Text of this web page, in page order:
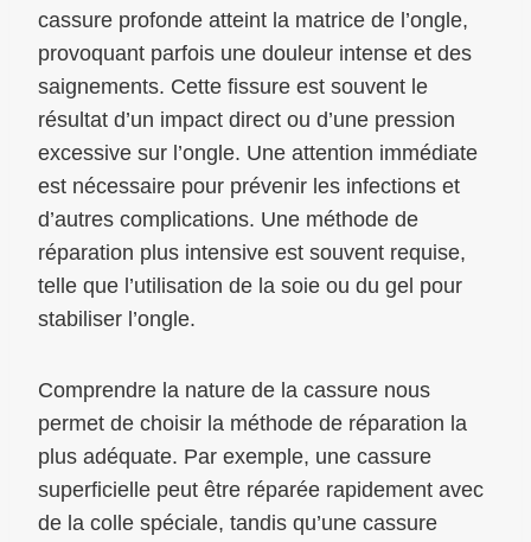
cassure profonde atteint la matrice de l’ongle,
provoquant parfois une douleur intense et des
saignements. Cette fissure est souvent le
résultat d’un impact direct ou d’une pression
excessive sur l’ongle. Une attention immédiate
est nécessaire pour prévenir les infections et
d’autres complications. Une méthode de
réparation plus intensive est souvent requise,
telle que l’utilisation de la soie ou du gel pour
stabiliser l’ongle.
Comprendre la nature de la cassure nous
permet de choisir la méthode de réparation la
plus adéquate. Par exemple, une cassure
superficielle peut être réparée rapidement avec
de la colle spéciale, tandis qu’une cassure